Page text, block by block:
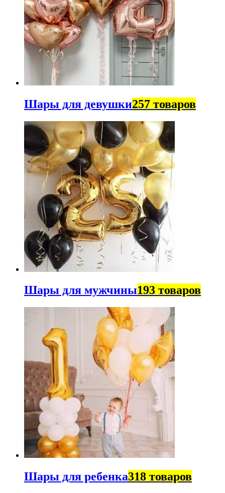
Шары для девушки257 товаров
Шары для мужчины193 товаров
Шары для ребенка318 товаров